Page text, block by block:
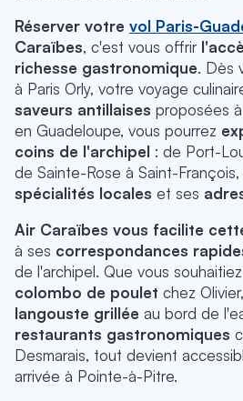
Réserver votre vol Paris-
Caraïbes, c'est vous offrir
richesse gastronomique. Dès
à Paris Orly, votre voyage
saveurs antillaises proposées
en Guadeloupe, vous pourrez
coins de l'archipel : de Port-
de Sainte-Rose à Saint-
spécialités locales et ses
Air Caraïbes vous facilite
à ses correspondances
de l'archipel. Que vous
colombo de poulet chez
langouste grillée au bord de
restaurants gastronomiques
Desmarais, tout devient
arrivée à Pointe-à-Pitre.